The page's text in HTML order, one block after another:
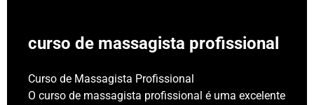
curso de massagista profissional
Curso de Massagista Profissional
O curso de massagista profissional é uma excelente